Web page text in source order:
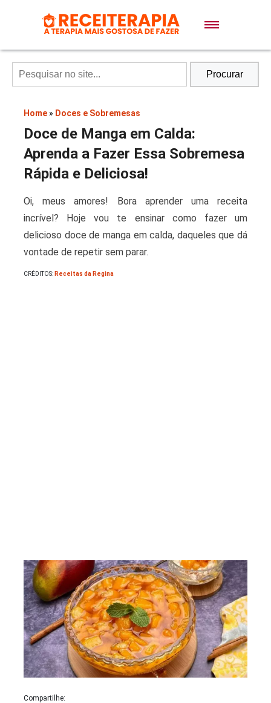
Doces e Sobremesas
Air Fryer
Lanches
Pães
Procurar
Home » Doces e Sobremesas
Doce de Manga em Calda:
Aprenda a Fazer Essa Sobremesa
Rápida e Deliciosa!
Oi, meus amores! Bora aprender uma receita
incrível? Hoje vou te ensinar como fazer um
delicioso doce de manga em calda, daqueles que dá
vontade de repetir sem parar.
CRÉDITOS: Receitas da Regina
Compartilhe: